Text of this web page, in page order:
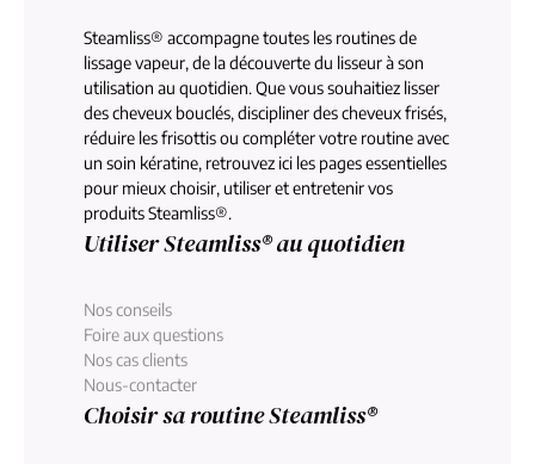
Steamliss® accompagne toutes les routines de
lissage vapeur, de la découverte du lisseur à son
utilisation au quotidien. Que vous souhaitiez lisser
des cheveux bouclés, discipliner des cheveux frisés,
réduire les frisottis ou compléter votre routine avec
un soin kératine, retrouvez ici les pages essentielles
pour mieux choisir, utiliser et entretenir vos
produits Steamliss®.
Utiliser Steamliss® au quotidien
Nos conseils
Foire aux questions
Nos cas clients
Nous-contacter
Choisir sa routine Steamliss®